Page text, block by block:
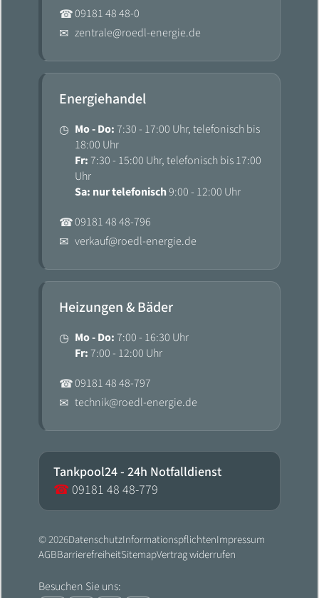
☎09181 48 48-0
✉ zentrale@roedl-energie.de
Energiehandel
◷ Mo - Do: 7:30 - 17:00 Uhr, telefonisch bis
18:00 Uhr
Fr: 7:30 - 15:00 Uhr, telefonisch bis 17:00
Uhr
Sa: nur telefonisch9:00 - 12:00 Uhr
☎09181 48 48-796
✉ verkauf@roedl-energie.de
Heizungen & Bäder
◷ Mo - Do: 7:00 - 16:30 Uhr
Fr: 7:00 - 12:00 Uhr
☎09181 48 48-797
✉ technik@roedl-energie.de
Tankpool24 - 24h Notfalldienst
☎ 09181 48 48-779
© 2026DatenschutzInformationspflichtenImpressum
AGBBarrierefreiheitSitemapVertrag widerrufen
Besuchen Sie uns: